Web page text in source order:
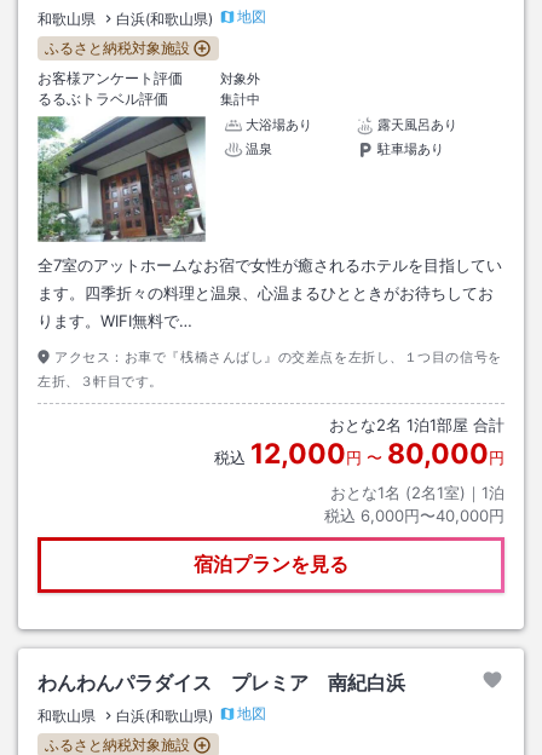
和歌山県 白浜(和歌山県)
地図
ふるさと納税対象施設
お客様アンケート評価
対象外
るるぶトラベル評価
集計中
大浴場あり
露天風呂あり
温泉
駐車場あり
全7室のアットホームなお宿で女性が癒されるホテルを目指してい
ます。四季折々の料理と温泉、心温まるひとときがお待ちしてお
ります。WIFI無料で…
アクセス： お車で『桟橋さんばし』の交差点を左折し、１つ目の信号を
左折、３軒目です。
おとな2名 1泊1部屋 合計
税込 12,000円 〜 80,000円
おとな1名 (2名1室)｜ 1泊
税込 6,000円〜40,000円
宿泊プランを見る
わんわんパラダイス プレミア 南紀白浜
和歌山県 白浜(和歌山県)
地図
ふるさと納税対象施設